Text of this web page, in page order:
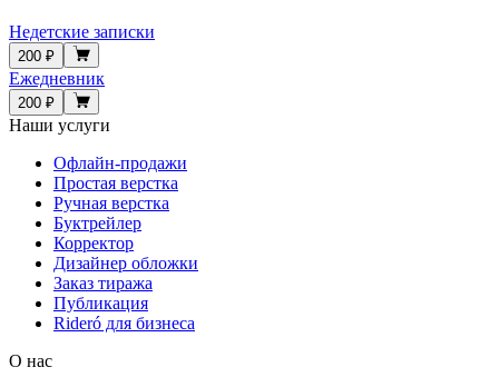
Недетские записки
200 ₽
Ежедневник
200 ₽
Наши услуги
Офлайн-продажи
Простая верстка
Ручная верстка
Буктрейлер
Корректор
Дизайнер обложки
Заказ тиража
Публикация
Rideró для бизнеса
О нас